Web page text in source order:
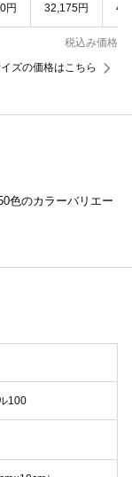
円 32,175円
税込み価格
イズの価格はこちら
色のカラーバリエー
100